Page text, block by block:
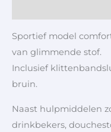
Sportief model
van glimmende stof.
Inclusief
bruin.
Naast hulpmiddelen
drinkbekers,